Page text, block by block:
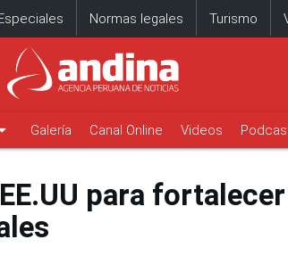
Normas legales Turismo
Galería Canal Online Videos
para fortalecer